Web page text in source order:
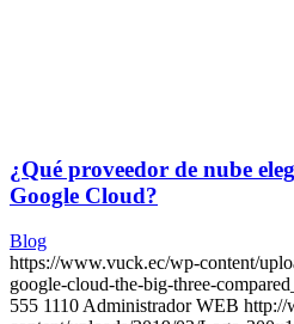
¿Qué proveedor de nube
Google Cloud?
Blog
https://www.vuck.ec/wp-content/
google-cloud-the-big-three-
555 1110Administrador WEB http://